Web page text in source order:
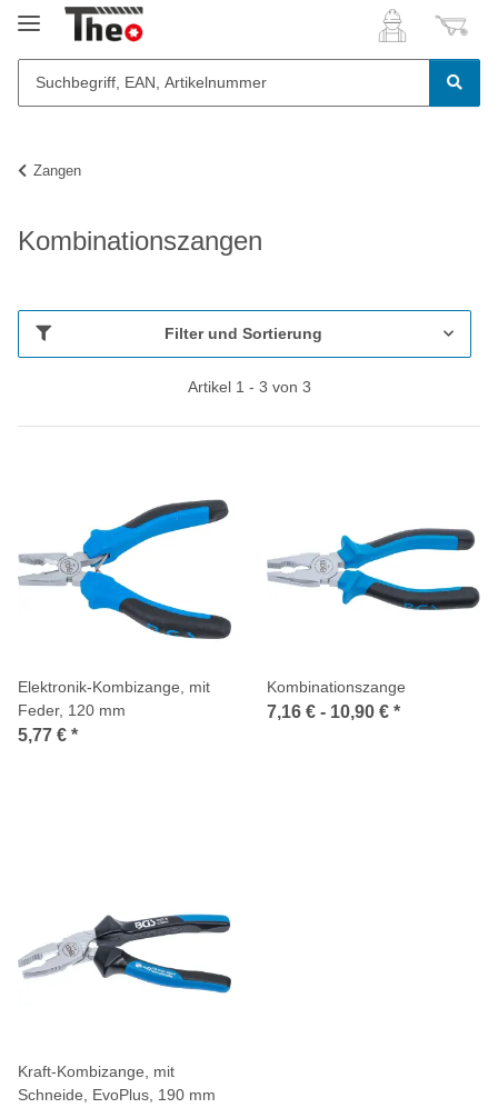
Zangen
Kombinationszangen
Filter und Sortierung
Artikel 1 - 3 von 3
Elektronik-Kombizange, mit
Feder, 120 mm
5,77 € *
Kombinationszange
7,16 € - 10,90 € *
Kraft-Kombizange, mit
Schneide, EvoPlus, 190 mm